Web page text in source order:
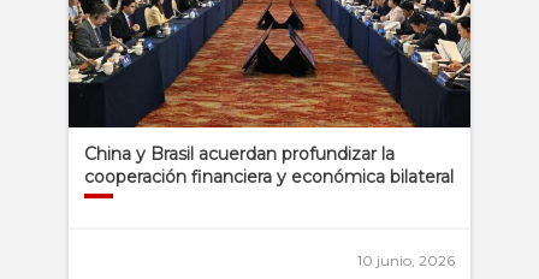
China y Brasil acuerdan profundizar la
cooperación financiera y económica bilateral
10 junio, 2026